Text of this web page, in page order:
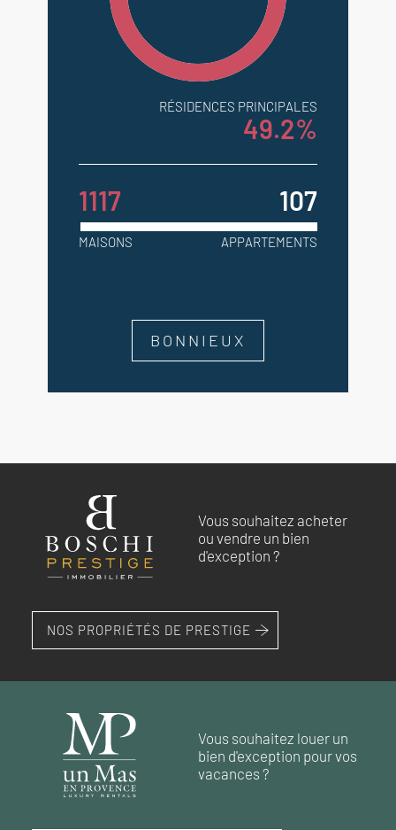
RÉSIDENCES PRINCIPALES
49.2%
1117 107
MAISONS APPARTEMENTS
BONNIEUX
Vous souhaitez acheter
ou vendre un bien
d'exception ?
NOS PROPRIÉTÉS DE PRESTIGE
Vous souhaitez louer un
bien d'exception pour vos
vacances ?